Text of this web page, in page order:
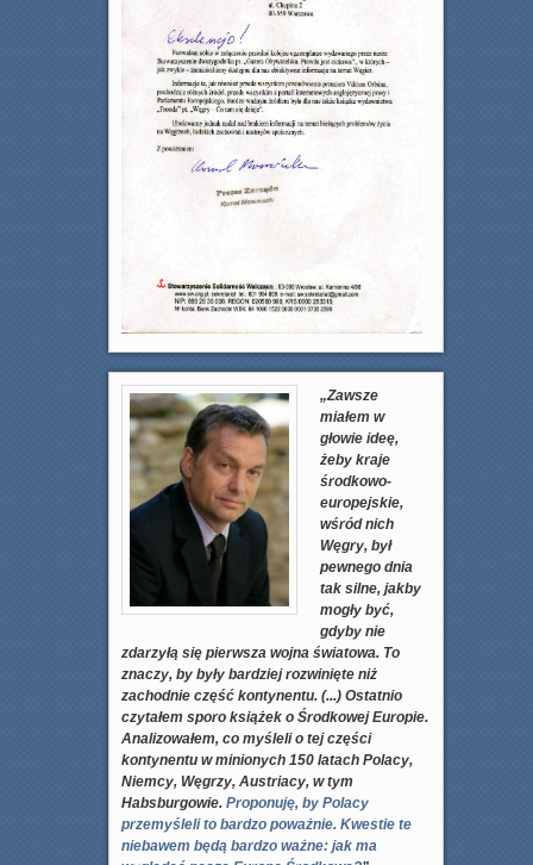
„Zawsze
miałem w
głowie ideę,
żeby kraje
środkowo-
europejskie,
wśród nich
Węgry, był
pewnego dnia
tak silne, jakby
mogły być,
gdyby nie
zdarzyłą się pierwsza wojna światowa. To
znaczy, by były bardziej rozwinięte niż
zachodnie część kontynentu. (...) Ostatnio
czytałem sporo książek o Środkowej Europie.
Analizowałem, co myśleli o tej części
kontynentu w minionych 150 latach Polacy,
Niemcy, Węgrzy, Austriacy, w tym
Habsburgowie. Proponuję, by Polacy
przemyśleli to bardzo poważnie. Kwestie te
niebawem będą bardzo ważne: jak ma